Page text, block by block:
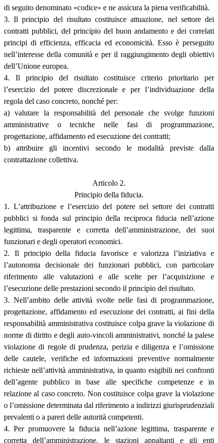
di seguito denominato «codice» e ne assicura la piena verificabilità.
3. Il principio del risultato costituisce attuazione, nel settore dei
contratti pubblici, del principio del buon andamento e dei correlati
principi di efficienza, efficacia ed economicità. Esso è perseguito
nell’interesse della comunità e per il raggiungimento degli obiettivi
dell’Unione europea.
4. Il principio del risultato costituisce criterio prioritario per
l’esercizio del potere discrezionale e per l’individuazione della
regola del caso concreto, nonché per:
a) valutare la responsabilità del personale che svolge funzioni
amministrative o tecniche nelle fasi di programmazione,
progettazione, affidamento ed esecuzione dei contratti;
b) attribuire gli incentivi secondo le modalità previste dalla
contrattazione collettiva.
Articolo 2.
Principio della fiducia.
1. L’attribuzione e l’esercizio del potere nel settore dei contratti
pubblici si fonda sul principio della reciproca fiducia nell’azione
legittima, trasparente e corretta dell’amministrazione, dei suoi
funzionari e degli operatori economici.
2. Il principio della fiducia favorisce e valorizza l’iniziativa e
l’autonomia decisionale dei funzionari pubblici, con particolare
riferimento alle valutazioni e alle scelte per l’acquisizione e
l’esecuzione delle prestazioni secondo il principio del risultato.
3. Nell’ambito delle attività svolte nelle fasi di programmazione,
progettazione, affidamento ed esecuzione dei contratti, ai fini della
responsabilità amministrativa costituisce colpa grave la violazione di
norme di diritto e degli auto-vincoli amministrativi, nonché la palese
violazione di regole di prudenza, perizia e diligenza e l’omissione
delle cautele, verifiche ed informazioni preventive normalmente
richieste nell’attività amministrativa, in quanto esigibili nei confronti
dell’agente pubblico in base alle specifiche competenze e in
relazione al caso concreto. Non costituisce colpa grave la violazione
o l’omissione determinata dal riferimento a indirizzi giurisprudenziali
prevalenti o a pareri delle autorità competenti.
4. Per promuovere la fiducia nell’azione legittima, trasparente e
corretta dell’amministrazione, le stazioni appaltanti e gli enti